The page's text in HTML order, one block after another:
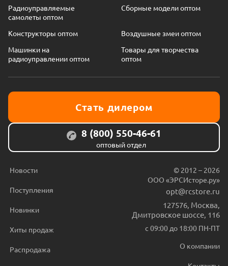
Радиоуправляемые
самолеты оптом
Сборные модели оптом
Конструкторы оптом
Воздушные змеи оптом
Машинки на
радиоуправлении оптом
Товары для творчества
оптом
Стать дилером
8 (800) 550-46-61
оптовый отдел
Новости
Поступления
Новинки
Хиты продаж
Распродажа
© 2012 – 2026
ООО «ЭРСИсторе.ру»
opt@rcstore.ru
127576 Москва
Дмитровское шоссе, 116
с 09:00 до 18:00 ПН-ПТ
О компании